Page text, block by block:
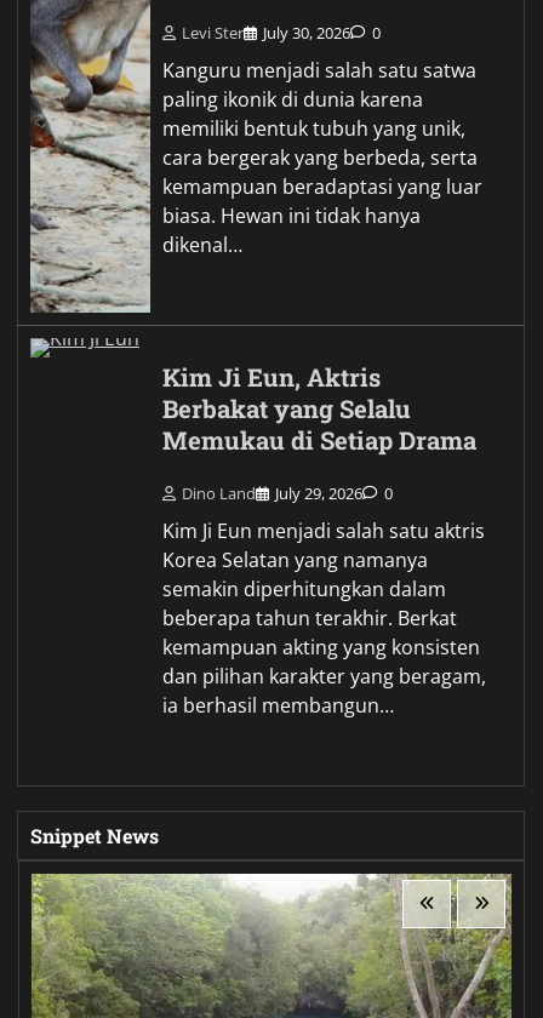
Levi Ster July 30, 2026 0
Kanguru menjadi salah satu satwa
paling ikonik di dunia karena
memiliki bentuk tubuh yang unik,
cara bergerak yang berbeda, serta
kemampuan beradaptasi yang luar
biasa. Hewan ini tidak hanya
dikenal…
Kim Ji Eun, Aktris
Berbakat yang Selalu
Memukau di Setiap Drama
Dino Land July 29, 2026 0
Kim Ji Eun menjadi salah satu aktris
Korea Selatan yang namanya
semakin diperhitungkan dalam
beberapa tahun terakhir. Berkat
kemampuan akting yang konsisten
dan pilihan karakter yang beragam,
ia berhasil membangun…
Snippet News